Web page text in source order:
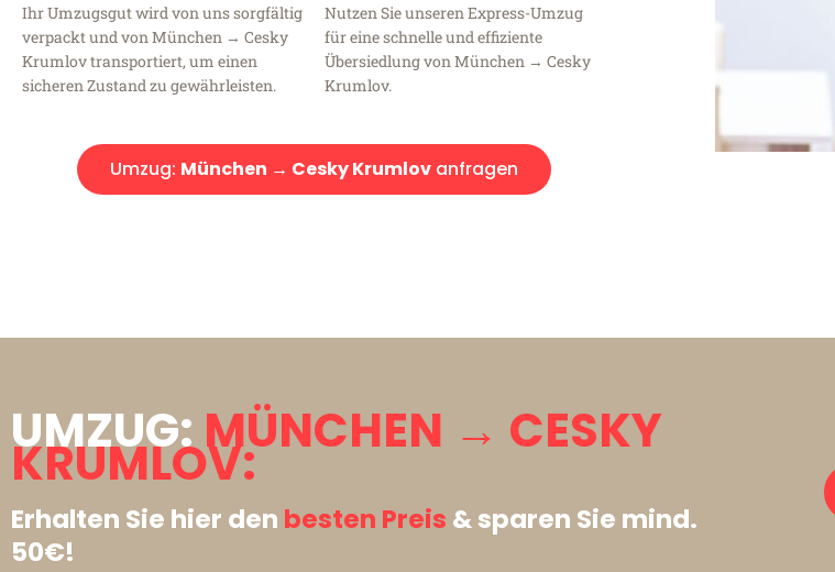
Ihr Umzugsgut wird von uns sorgfältig
verpackt und von München → Cesky
Krumlov transportiert, um einen
sicheren Zustand zu gewährleisten.
Nutzen Sie unseren Express-Umzug
für eine schnelle und effiziente
Übersiedlung von München → Cesky
Krumlov.
Umzug: München → Cesky Krumlovanfragen
UMZUG:MÜNCHEN → CESKY
KRUMLOV:
Erhalten Sie hier den besten Preis & sparen Sie mind.
50€!